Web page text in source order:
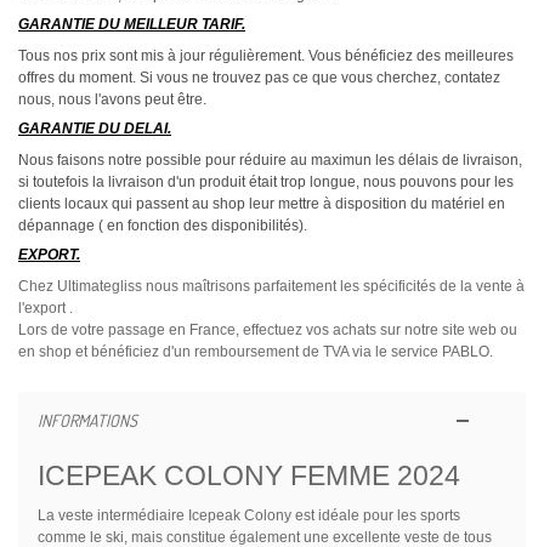
GARANTIE DU MEILLEUR TARIF.
Tous nos prix sont mis à jour régulièrement. Vous bénéficiez des meilleures
offres du moment. Si vous ne trouvez pas ce que vous cherchez, contatez
nous, nous l'avons peut être.
GARANTIE DU DELAI.
Nous faisons notre possible pour réduire au maximun les délais de livraison,
si toutefois la livraison d'un produit était trop longue, nous pouvons pour les
clients locaux qui passent au shop leur mettre à disposition du matériel en
dépannage ( en fonction des disponibilités).
EXPORT.
Chez Ultimategliss nous maîtrisons parfaitement les spécificités de la vente à
l'export .
Lors de votre passage en France, effectuez vos achats sur notre site web ou
en shop et bénéficiez d'un remboursement de TVA via le service PABLO.
INFORMATIONS
ICEPEAK COLONY FEMME 2024
La veste intermédiaire Icepeak Colony est idéale pour les sports
comme le ski, mais constitue également une excellente veste de tous